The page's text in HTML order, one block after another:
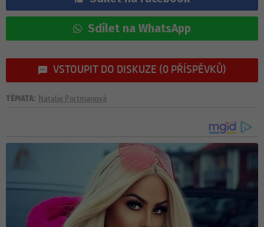
Sdílet na WhatsApp
VSTOUPIT DO DISKUZE (0 PŘÍSPĚVKŮ)
TÉMATA: Natalie Portmanová